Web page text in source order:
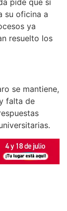
pide que sí
su oficina a
ya
resuelto los
se mantiene,
falta de